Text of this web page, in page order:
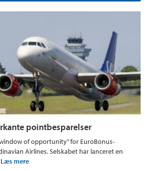
pointbesparelser
of opportunity” for EuroBonus-
Airlines. Selskabet har lanceret en
Læs mere